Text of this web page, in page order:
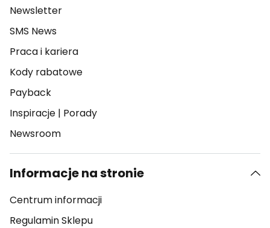
Newsletter
SMS News
Praca i kariera
Kody rabatowe
Payback
Inspiracje | Porady
Newsroom
Informacje na stronie
Centrum informacji
Regulamin Sklepu